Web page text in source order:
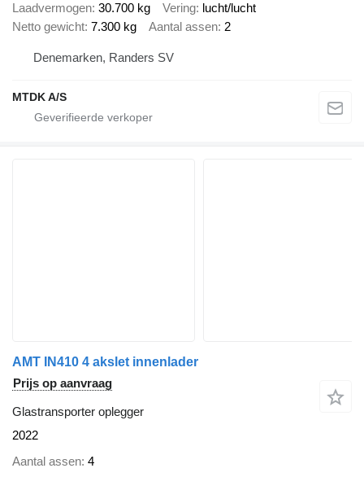
Laadvermogen 30.700 kg Vering lucht/lucht
Netto gewicht 7.300 kg Aantal assen 2
Denemarken, Randers SV
MTDK A/S
AMT IN410 4 akslet innenlader
Prijs op aanvraag
Glastransporter oplegger
2022
Aantal assen 4